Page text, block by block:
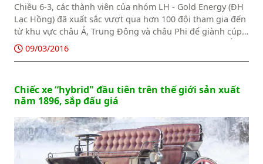
Chiều 6-3, các thành viên của nhóm LH - Gold Energy (ĐH
Lạc Hồng) đã xuất sắc vượt qua hơn 100 đội tham gia đến
từ khu vực châu Á, Trung Đông và châu Phi để giành cúp
vô địch cuộc thi "Chế tạo xe tiết kiệm nhiên liệu châu Á"
dành cho sinh viên (Shell Eco-marathon ASIA 2016).
09/03/2016
Chiếc xe “hybrid" đầu tiên trên thế giới sản xuất
năm 1896, sắp đấu giá